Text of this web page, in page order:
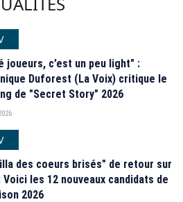
joueurs, c’est un peu light" :
Duforest (La Voix) critique le
de "Secret Story" 2026
des coeurs brisés" de retour sur
Voici les 12 nouveaux candidats de
2026